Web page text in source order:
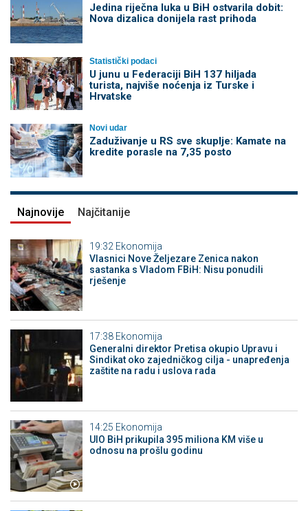
Jedina riječna luka u BiH ostvarila dobit:
Nova dizalica donijela rast prihoda
Statistički podaci
U junu u Federaciji BiH 137 hiljada
turista, najviše noćenja iz Turske i
Hrvatske
Novi udar
Zaduživanje u RS sve skuplje: Kamate na
kredite porasle na 7,35 posto
Najnovije Najčitanije
19:32 Ekonomija
Vlasnici Nove Željezare Zenica nakon
sastanka s Vladom FBiH: Nisu ponudili
rješenje
17:38 Ekonomija
Generalni direktor Pretisa okupio Upravu i
Sindikat oko zajedničkog cilja - unapređenja
zaštite na radu i uslova rada
14:25 Ekonomija
UIO BiH prikupila 395 miliona KM više u
odnosu na prošlu godinu